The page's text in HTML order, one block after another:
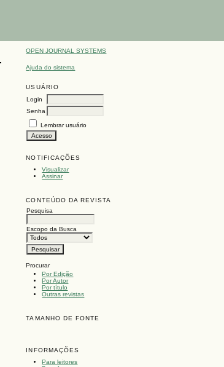
OPEN JOURNAL SYSTEMS
Ajuda do sistema
USUÁRIO
Login
Senha
Lembrar usuário
NOTIFICAÇÕES
Visualizar
Assinar
CONTEÚDO DA REVISTA
Pesquisa
Escopo da Busca
Procurar
Por Edição
Por Autor
Por título
Outras revistas
TAMANHO DE FONTE
INFORMAÇÕES
Para leitores